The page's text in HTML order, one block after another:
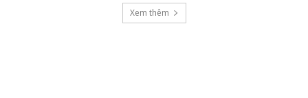
Xem thêm